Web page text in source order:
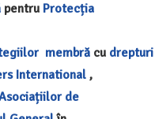
pentru Protecția
membră cu drepturi
International ,
de